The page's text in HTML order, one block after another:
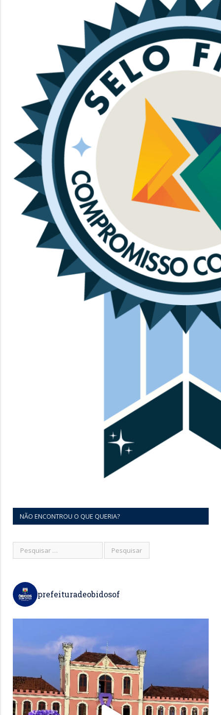
NÃO ENCONTROU O QUE QUERIA?
prefeituradeobidosof